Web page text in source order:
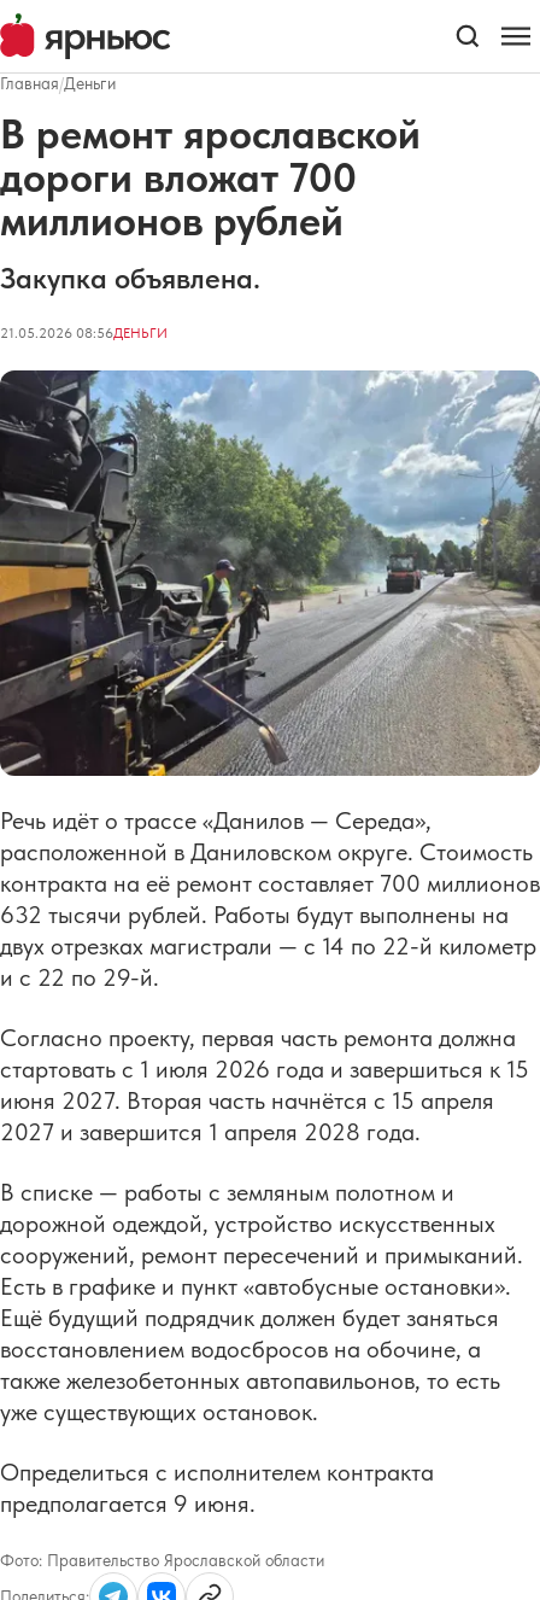
Главная/Деньги
В ремонт ярославской
дороги вложат 700
миллионов рублей
Закупка объявлена.
21.05.2026 08:56ДЕНЬГИ
Речь идёт о трассе «Данилов — Середа»,
расположенной в Даниловском округе. Стоимость
контракта на её ремонт составляет 700 миллионов
632 тысячи рублей. Работы будут выполнены на
двух отрезках магистрали — с 14 по 22-й километр
и с 22 по 29-й.
Согласно проекту, первая часть ремонта должна
стартовать с 1 июля 2026 года и завершиться к 15
июня 2027. Вторая часть начнётся с 15 апреля
2027 и завершится 1 апреля 2028 года.
В списке — работы с земляным полотном и
дорожной одеждой, устройство искусственных
сооружений, ремонт пересечений и примыканий.
Есть в графике и пункт «автобусные остановки».
Ещё будущий подрядчик должен будет заняться
восстановлением водосбросов на обочине, а
также железобетонных автопавильонов, то есть
уже существующих остановок.
Определиться с исполнителем контракта
предполагается 9 июня.
Фото: Правительство Ярославской области